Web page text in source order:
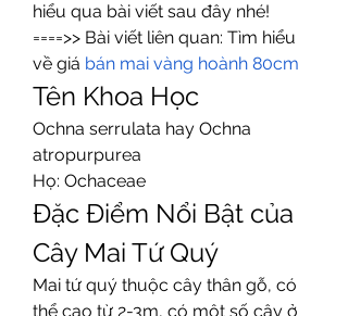
hiểu qua bài viết sau đây nhé!
====>> Bài viết liên quan: Tìm hiểu
về giá bán mai vàng hoành 80cm
Tên Khoa Học
Ochna serrulata hay Ochna
atropurpurea
Họ: Ochaceae
Đặc Điểm Nổi Bật của
Cây Mai Tứ Quý
Mai tứ quý thuộc cây thân gỗ, có
thể cao từ 2-3m, có một số cây ở